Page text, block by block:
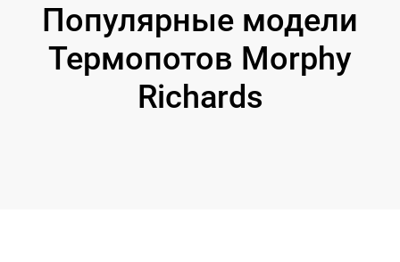
Популярные модели
Термопотов Morphy
Richards